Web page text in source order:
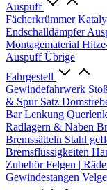
Auspuff
Fächerkrümmer
Endschalldämpfer
Montagematerial
Auspuff Übrige
Fahrgestell
Gewindefahrwerk
& Spur Satz
BarLenkung
Radlagern & Naben
Bremssätteln Stahl
Bremsflüssigkeiten
ZubehörFelgen |
Gewindestangen